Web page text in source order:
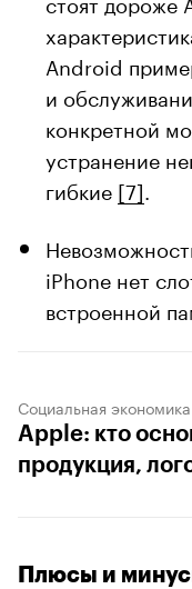
Android
и
конкретной
устранение
гибкие [7]
iPhone нет
встроенной
Социальная экономика
Apple: кто
продукция,
Плюсы и